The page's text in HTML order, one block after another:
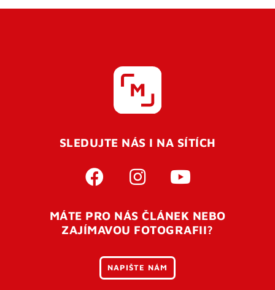
SLEDUJTE NÁS I NA SÍTÍCH
MÁTE PRO NÁS ČLÁNEK NEBO
ZAJÍMAVOU FOTOGRAFII?
NAPIŠTE NÁM